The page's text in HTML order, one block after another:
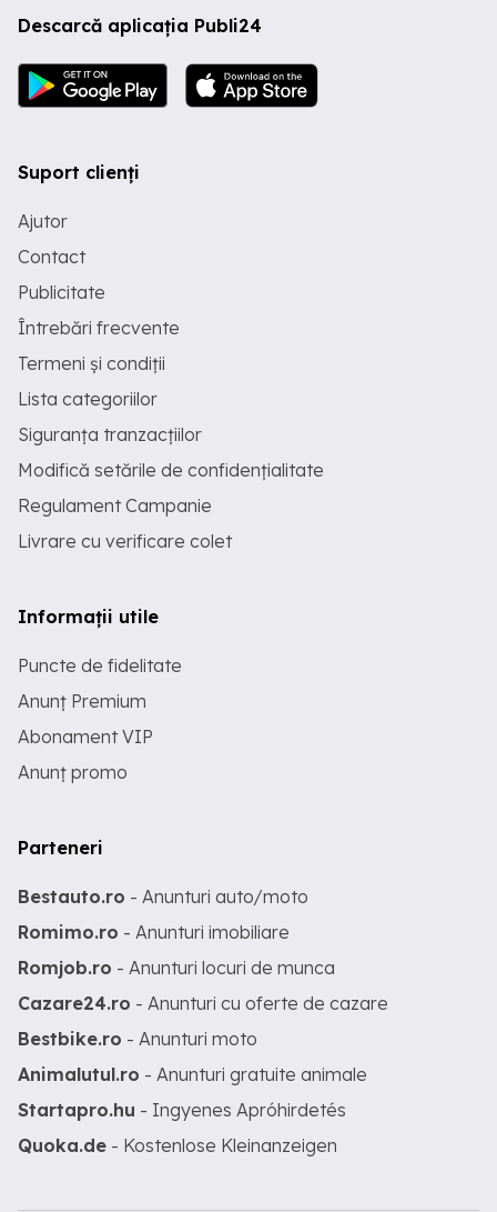
Descarcă aplicația Publi24
Suport clienți
Ajutor
Contact
Publicitate
Întrebări frecvente
Termeni și condiții
Lista categoriilor
Siguranța tranzacțiilor
Modifică setările de confidențialitate
Regulament Campanie
Livrare cu verificare colet
Informații utile
Puncte de fidelitate
Anunț Premium
Abonament VIP
Anunț promo
Parteneri
Bestauto.ro - Anunturi auto/moto
Romimo.ro - Anunturi imobiliare
Romjob.ro - Anunturi locuri de munca
Cazare24.ro - Anunturi cu oferte de cazare
Bestbike.ro - Anunturi moto
Animalutul.ro - Anunturi gratuite animale
Startapro.hu - Ingyenes Apróhirdetés
Quoka.de - Kostenlose Kleinanzeigen